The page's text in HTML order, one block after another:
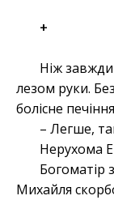
+
Ніж
лезом руки.
болісне
– Легше,
Нерухома
Богоматір
Михайля